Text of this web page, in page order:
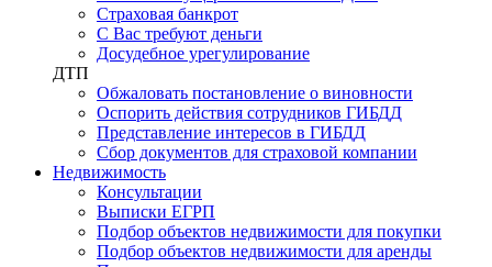
Страховая банкрот
С Вас требуют деньги
Досудебное урегулирование
ДТП
Обжаловать постановление о виновности
Оспорить действия сотрудников ГИБДД
Представление интересов в ГИБДД
Сбор документов для страховой компании
Недвижимость
Консультации
Выписки ЕГРП
Подбор объектов недвижимости для покупки
Подбор объектов недвижимости для аренды